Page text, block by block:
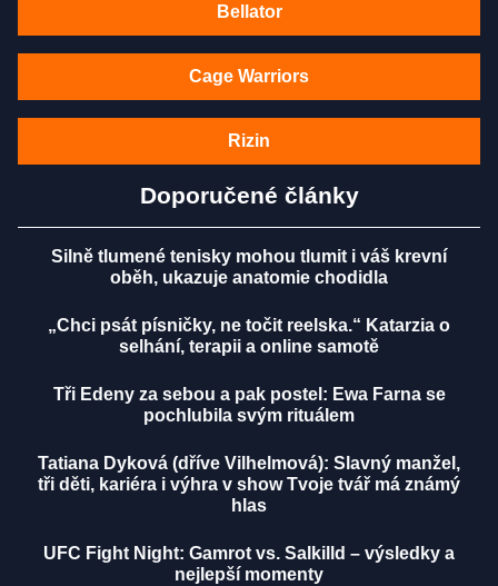
Bellator
Cage Warriors
Rizin
Doporučené články
Silně tlumené tenisky mohou tlumit i váš krevní
oběh, ukazuje anatomie chodidla
„Chci psát písničky, ne točit reelska.“ Katarzia o
selhání, terapii a online samotě
Tři Edeny za sebou a pak postel: Ewa Farna se
pochlubila svým rituálem
Tatiana Dyková (dříve Vilhelmová): Slavný manžel,
tři děti, kariéra i výhra v show Tvoje tvář má známý
hlas
UFC Fight Night: Gamrot vs. Salkilld – výsledky a
nejlepší momenty